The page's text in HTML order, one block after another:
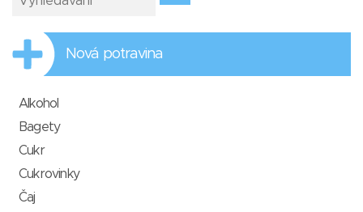
Nová potravina
Alkohol
Bagety
Cukr
Cukrovinky
Čaj